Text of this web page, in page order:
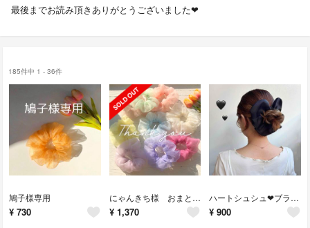
最後までお読み頂きありがとうございました❤︎
185件中 1 - 36件
鳩子様専用
¥ 730
にゃんきち様 おまとめ専用ページ
¥ 1,370
ハートシュシュ❤︎ブラック
¥ 900